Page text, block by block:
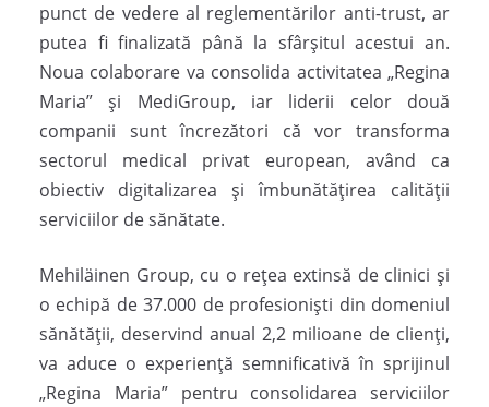
punct de vedere al reglementărilor anti-trust, ar
putea fi finalizată până la sfârșitul acestui an.
Noua colaborare va consolida activitatea „Regina
Maria” și MediGroup, iar liderii celor două
companii sunt încrezători că vor transforma
sectorul medical privat european, având ca
obiectiv digitalizarea și îmbunătățirea calității
serviciilor de sănătate.
Mehiläinen Group, cu o rețea extinsă de clinici și
o echipă de 37.000 de profesioniști din domeniul
sănătății, deservind anual 2,2 milioane de clienți,
va aduce o experiență semnificativă în sprijinul
„Regina Maria” pentru consolidarea serviciilor